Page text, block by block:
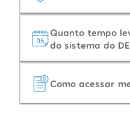
Quanto tempo
do sistema do
Como acessar